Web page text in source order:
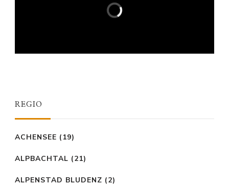
REGIO
ACHENSEE (19)
ALPBACHTAL (21)
ALPENSTAD BLUDENZ (2)